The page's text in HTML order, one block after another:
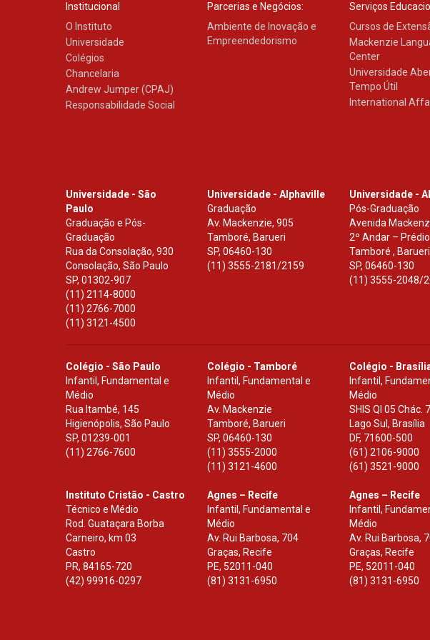
Institucional
O Instituto
Universidade
Colégios
Chancelaria
Andrew Jumper (CPAJ)
Responsabilidade Social
Parcerias e Negócios:
Ambiente de Inovação e
Empreendedorismo
Serviços
Cursos de
Mackenzie
Center
Universidade
Tempo Útil
International
Universidade - São
Paulo
Graduação e Pós-
Graduação
Rua da Consolação, 930
Consolação, São Paulo
SP, 01302-907
(11) 2114-8000
(11) 2766-7000
(11) 3121-4500
Universidade - Alphaville
Graduação
Av. Mackenzie, 905
Tamboré, Barueri
SP,06460-130
(11) 3555-2181/2159
Universidade -
Pós-Graduação
Avenida
2º Andar –
Tamboré , Barueri
SP, 06460-130
(11) 3555-2048/
Colégio - São Paulo
Infantil, Fundamental e
Médio
Rua Itambé, 145
Higienópolis, São Paulo
SP, 01239-001
(11) 2766-7600
Colégio - Tamboré
Infantil, Fundamental e
Médio
Av. Mackenzie
Tamboré, Barueri
SP,06460-130
(11) 3555-2000
(11) 3121-4600
Colégio -
Infantil,
Médio
SHIS Ql 05 Chác.
Lago Sul, Brasília
DF, 71600-500
(61) 2106-9000
(61) 3521-9000
Instituto Cristão - Castro
Técnico e Médio
Rod. Guataçara Borba
Carneiro, km 03
Castro
PR, 84165-720
(42) 99916-0297
Agnes – Recife
Infantil, Fundamental e
Médio
Av. Rui Barbosa, 704
Graças, Recife
PE, 52011-040
(81) 3131-6950
Agnes – Recife
Infantil,
Médio
Av. Rui Barbosa,
Graças, Recife
PE, 52011-040
(81) 3131-6950